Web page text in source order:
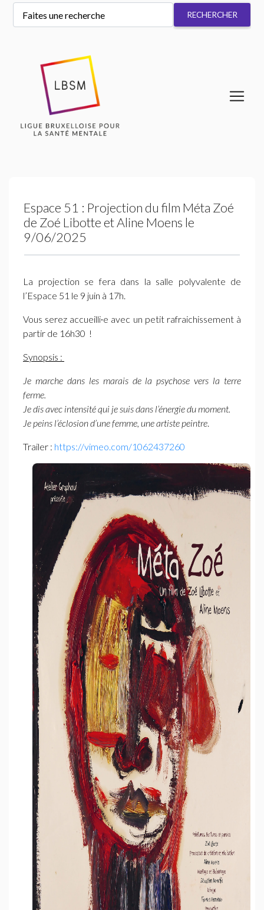
Espace 51 : Projection du film Méta Zoé
de Zoé Libotte et Aline Moens le
9/06/2025
La projection se fera dans la salle polyvalente de
l’Espace 51 le 9 juin à 17h.
Vous serez accueilli∙e avec un petit rafraichissement à
partir de 16h30 !
Synopsis :
Je marche dans les marais de la psychose vers la terre
ferme.
Je dis avec intensité qui je suis dans l’énergie du moment.
Je peins l’éclosion d’une femme, une artiste peintre.
Trailer : https://vimeo.com/1062437260